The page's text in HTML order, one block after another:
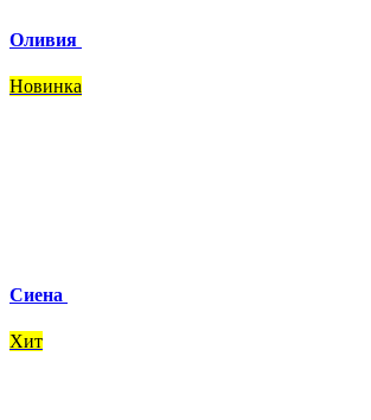
Оливия
Новинка
Сиена
Хит